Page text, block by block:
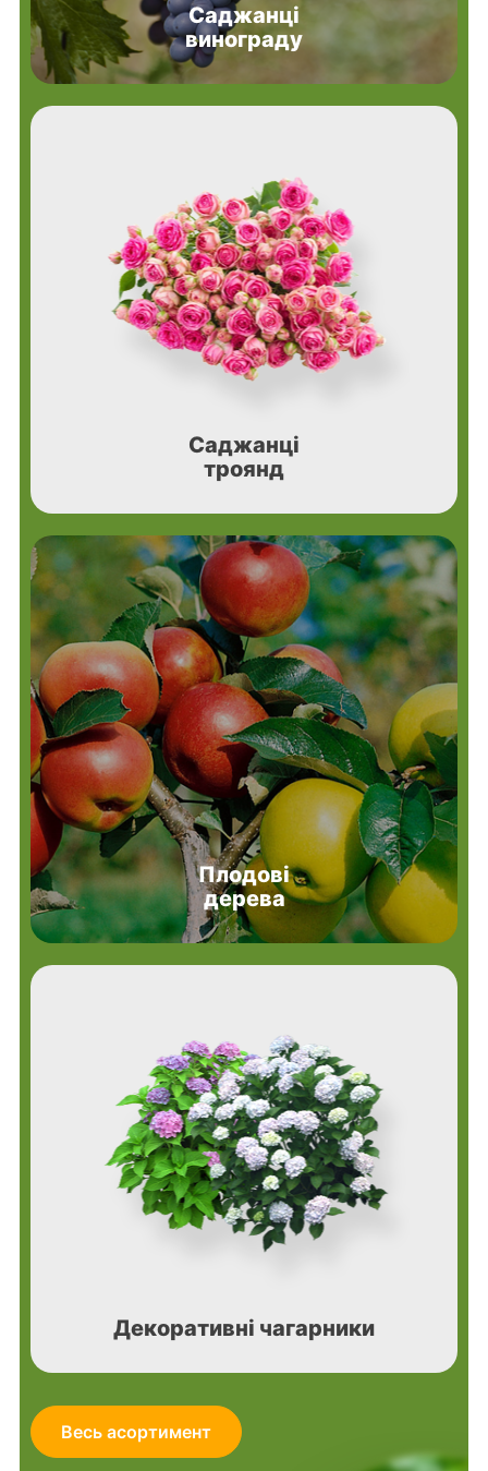
Саджанці
винограду
Саджанці
троянд
Плодові
дерева
Декоративні чагарники
Весь асортимент